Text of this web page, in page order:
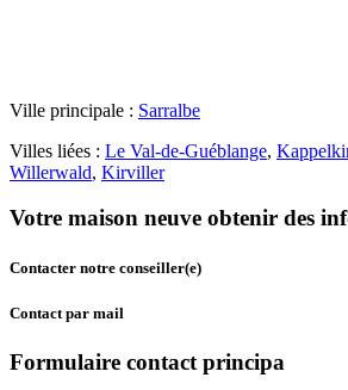
Ville principale : Sarralbe
Villes liées : Le Val-de-Guéblange,
Willerwald, Kirviller
Votre maison neuve obtenir des
Contacter notre conseiller(e)
Contact par mail
Formulaire contact principa